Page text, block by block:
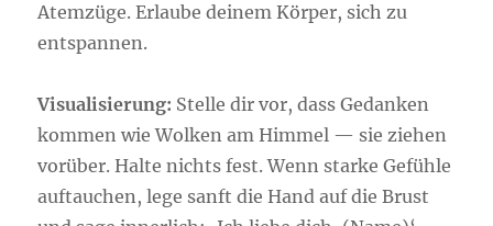
Atemzüge. Erlaube deinem Körper, sich zu
entspannen.
Visualisierung: Stelle dir vor, dass Gedanken
kommen wie Wolken am Himmel — sie ziehen
vorüber. Halte nichts fest. Wenn starke Gefühle
auftauchen, lege sanft die Hand auf die Brust